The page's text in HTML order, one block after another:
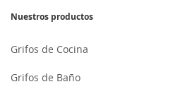
Nuestros productos
Grifos de Cocina
Grifos de Baño